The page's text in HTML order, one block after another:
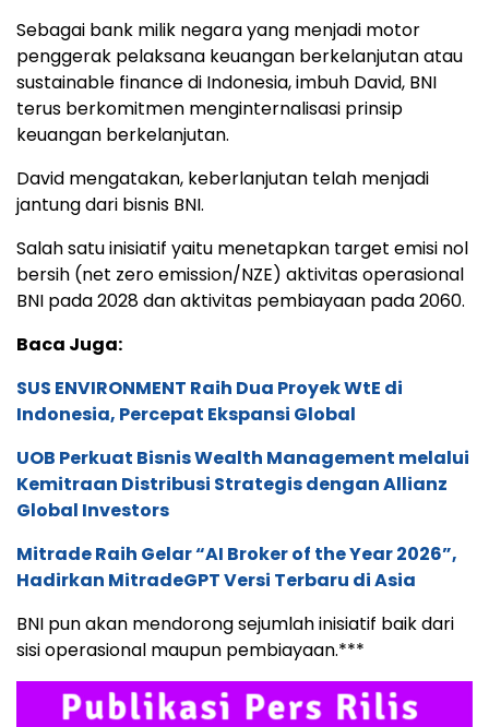
Sebagai bank milik negara yang menjadi motor
penggerak pelaksana keuangan berkelanjutan atau
sustainable finance di Indonesia, imbuh David, BNI
terus berkomitmen menginternalisasi prinsip
keuangan berkelanjutan.
David mengatakan, keberlanjutan telah menjadi
jantung dari bisnis BNI.
Salah satu inisiatif yaitu menetapkan target emisi nol
bersih (net zero emission/NZE) aktivitas operasional
BNI pada 2028 dan aktivitas pembiayaan pada 2060.
Baca Juga:
SUS ENVIRONMENT Raih Dua Proyek WtE di
Indonesia, Percepat Ekspansi Global
UOB Perkuat Bisnis Wealth Management melalui
Kemitraan Distribusi Strategis dengan Allianz
Global Investors
Mitrade Raih Gelar “AI Broker of the Year 2026”,
Hadirkan MitradeGPT Versi Terbaru di Asia
BNI pun akan mendorong sejumlah inisiatif baik dari
sisi operasional maupun pembiayaan.***